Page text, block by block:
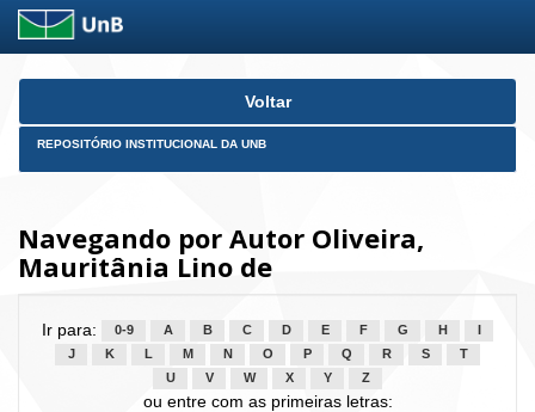
Skip
Voltar
REPOSITÓRIO INSTITUCIONAL DA UNB
Navegando por Autor Oliveira,
Mauritânia Lino de
Ir para: 0-9 A B C D E F G H
J
K L M N O P Q R S
T
U
V W X Y Z
ou entre com as primeiras letras: